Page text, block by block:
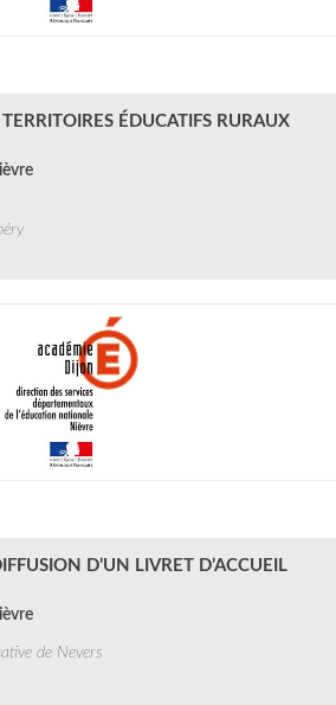
ÉDUCATIFS RURAUX
D’UN LIVRET D’ACCUEIL
de Nevers